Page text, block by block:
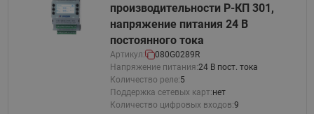
производительности Р-КП 301,
напряжение питания 24 В
постоянного тока
Артикул:
080G0289R
Напряжение питания:24 В пост. тока
Количество реле:5
Поддержка сетевых карт:нет
Количество цифровых входов:9